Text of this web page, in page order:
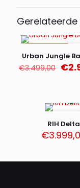
Urban Jungle
€3.499,00 €
RIH Delta
€